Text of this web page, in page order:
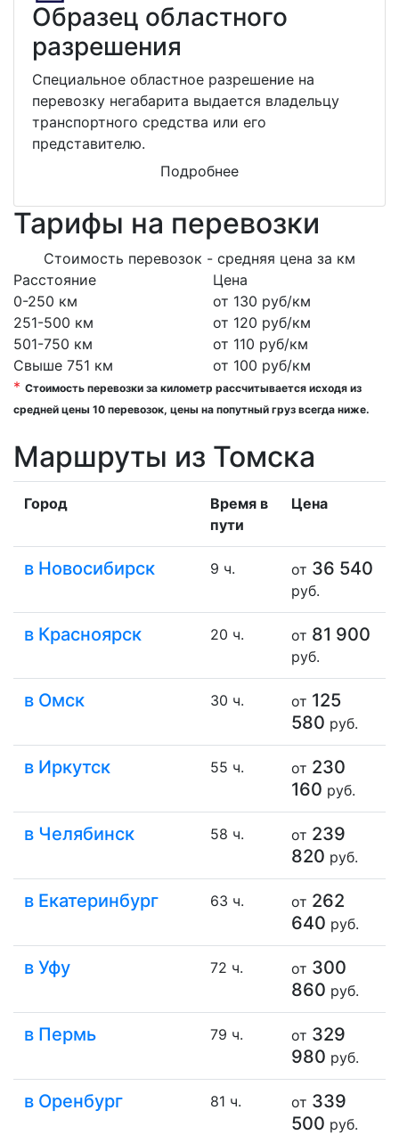
Образец областного
разрешения
Специальное областное разрешение на
перевозку негабарита выдается владельцу
транспортного средства или его
представителю.
Подробнее
Тарифы на перевозки
Стоимость перевозок - средняя цена за км
Расстояние
Цена
0-250 км
от 130 руб/км
251-500 км
от 120 руб/км
501-750 км
от 110 руб/км
Свыше 751 км
от 100 руб/км
* Стоимость перевозки за километр рассчитывается иcходя из
средней цены 10 перевозок, цены на попутный груз всегда ниже.
Маршруты из Томска
Город
Время в
пути
Цена
в Новосибирск 9 ч. от 36 540
руб.
в Красноярск 20 ч. от 81 900
руб.
в Омск 30 ч. от 125
580 руб.
в Иркутск 55 ч. от 230
160 руб.
в Челябинск 58 ч. от 239
820 руб.
в Екатеринбург 63 ч. от 262
640 руб.
в Уфу 72 ч. от 300
860 руб.
в Пермь 79 ч. от 329
980 руб.
в Оренбург 81 ч. от 339
500 руб.